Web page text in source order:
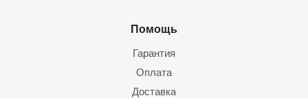
Помощь
Гарантия
Оплата
Доставка